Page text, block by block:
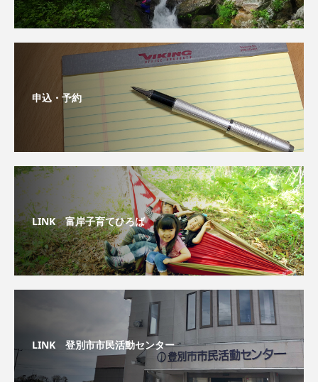
申込・予約
LINK 富岸子育てひろば
LINK 登別市市民活動センター